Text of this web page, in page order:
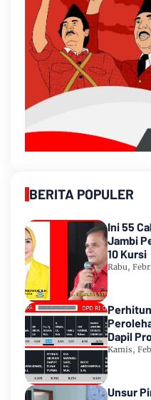
BERITA POPULER
Ini 55
Jambi
10 Kursi
Rabu,
Dapil
Urutan
Kamis,
Unsur